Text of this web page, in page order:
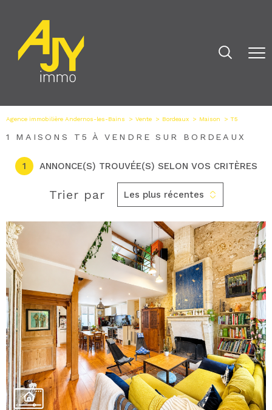
Agence immobilière Andernos-les-Bains Vente Bordeaux Maison T5
1 MAISONS T5 À VENDRE SUR BORDEAUX
1 ANNONCE(S) TROUVÉE(S) SELON VOS CRITÈRES
Trier par Les plus récentes
voir le
bien